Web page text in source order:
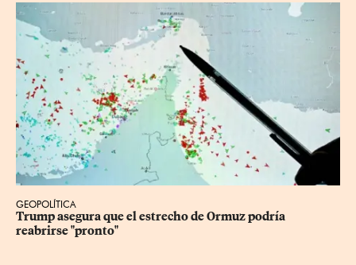
GEOPOLÍTICA
Trump asegura que el estrecho de Ormuz podría
reabrirse "pronto"